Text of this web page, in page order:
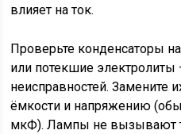
влияет на ток.
Проверьте конденсаторы
или потекшие электролиты
неисправностей. Замените
ёмкости и напряжению
мкФ). Лампы не вызывают